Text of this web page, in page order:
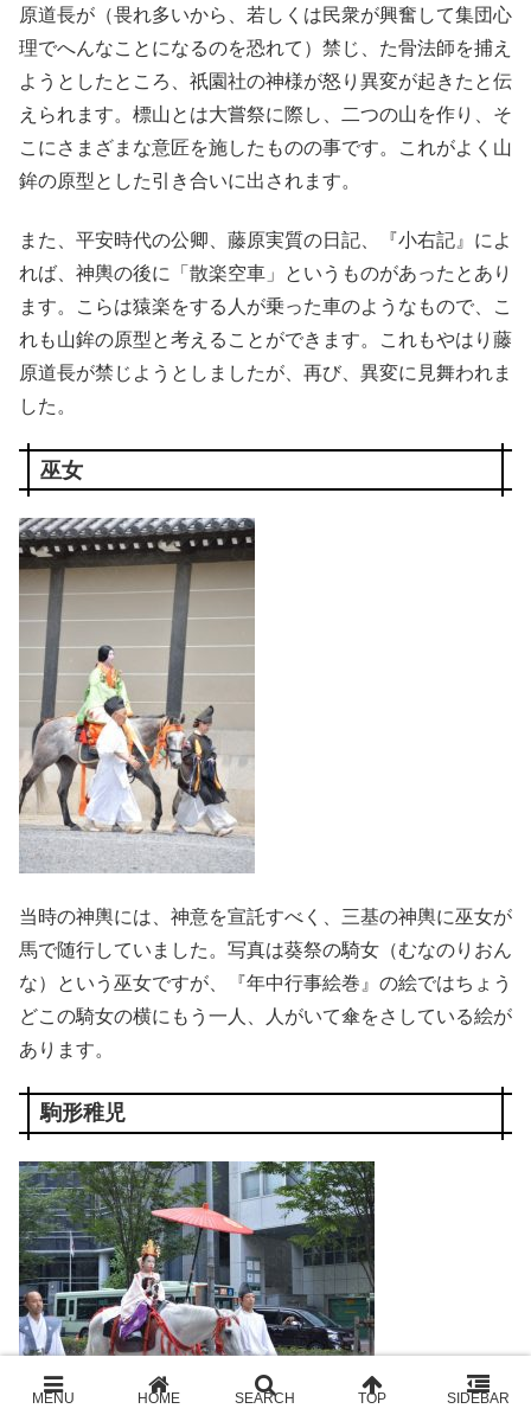
原道長が（畏れ多いから、若しくは民衆が興奮して集団心
理でへんなことになるのを恐れて）禁じ、た骨法師を捕え
ようとしたところ、祇園社の神様が怒り異変が起きたと伝
えられます。標山とは大嘗祭に際し、二つの山を作り、そ
こにさまざまな意匠を施したものの事です。これがよく山
鉾の原型とした引き合いに出されます。
また、平安時代の公卿、藤原実質の日記、『小右記』によ
れば、神輿の後に「散楽空車」というものがあったとあり
ます。こらは猿楽をする人が乗った車のようなもので、こ
れも山鉾の原型と考えることができます。これもやはり藤
原道長が禁じようとしましたが、再び、異変に見舞われま
した。
巫女
当時の神輿には、神意を宣託すべく、三基の神輿に巫女が
馬で随行していました。写真は葵祭の騎女（むなのりおん
な）という巫女ですが、『年中行事絵巻』の絵ではちょう
どこの騎女の横にもう一人、人がいて傘をさしている絵が
あります。
駒形稚児